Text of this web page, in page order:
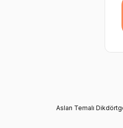
Aslan Temalı